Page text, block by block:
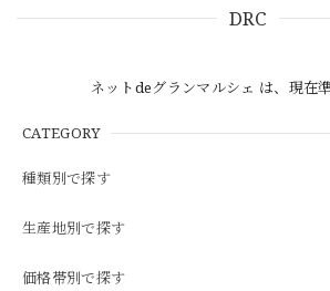
CATEGORY
種類別で探す
生産地別で探す
価格帯別で探す
DRC
ネットdeグランマルシェ は、現在準